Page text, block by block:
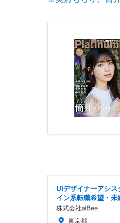
UIデザイナーアシ
イン系転職希望・
株式会社alBee
東京都